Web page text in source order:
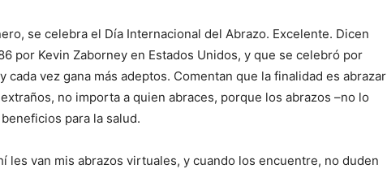
se celebra el Día Internacional del Abrazo. Excelente. Dicen
por Kevin Zaborney en Estados Unidos, y que se celebró por
cada vez gana más adeptos. Comentan que la finalidad es abrazar
no importa a quien abraces, porque los abrazos –no lo
para la salud.
les van mis abrazos virtuales, y cuando los encuentre, no duden